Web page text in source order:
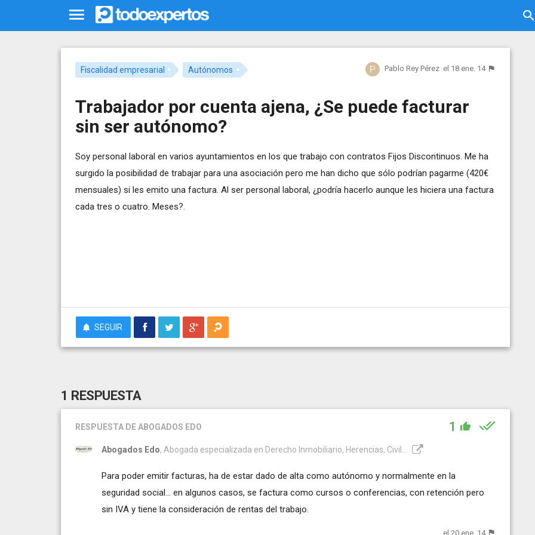
Fiscalidad empresarial Autónomos Pablo Rey Pérez el 18 ene. 14
Trabajador por cuenta ajena, ¿Se puede facturar
sin ser autónomo?
Soy personal laboral en varios ayuntamientos en los que trabajo con contratos Fijos Discontinuos. Me ha
surgido la posibilidad de trabajar para una asociación pero me han dicho que sólo podrían pagarme (420€
mensuales) si les emito una factura. Al ser personal laboral, ¿podría hacerlo aunque les hiciera una factura
cada tres o cuatro. Meses?.
SEGUIR
1 RESPUESTA
RESPUESTA DE ABOGADOS EDO 1
Abogados Edo, Abogada especializada en Derecho Inmobiliario, Herencias, Civil...
Para poder emitir facturas, ha de estar dado de alta como autónomo y normalmente en la
seguridad social... en algunos casos, se factura como cursos o conferencias, con retención pero
sin IVA y tiene la consideración de rentas del trabajo.
el 20 ene. 14